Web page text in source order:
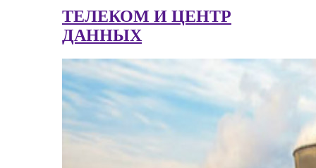
ТЕЛЕКОМ И ЦЕНТР
ДАННЫХ